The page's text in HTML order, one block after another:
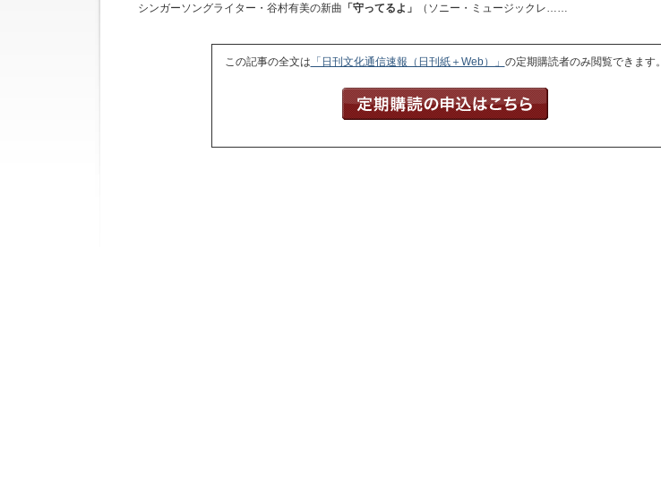
シンガーソングライター・谷村有美の新曲 「守ってるよ」 （ソニー・ミュージックレ……
この記事の全文は 「日刊文化通信速報（日刊紙＋Web）」 の定期購読者のみ閲覧できます。